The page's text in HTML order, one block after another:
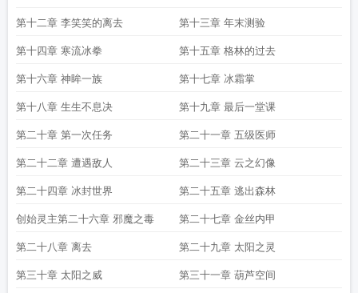
第十二章 李笑笑的离去 第十三章 年末测验
第十四章 寒流冰拳 第十五章 格林的过去
第十六章 神眸一族 第十七章 冰霜掌
第十八章 生生不息决 第十九章 最后一堂课
第二十章 第一次任务 第二十一章 五级医师
第二十二章 遭遇敌人 第二十三章 云之幻像
第二十四章 冰封世界 第二十五章 逃出森林
创始灵主第二十六章 邪魔之毒 第二十七章 金丝内甲
第二十八章 离去 第二十九章 太阳之灵
第三十章 太阳之威 第三十一章 葫芦空间